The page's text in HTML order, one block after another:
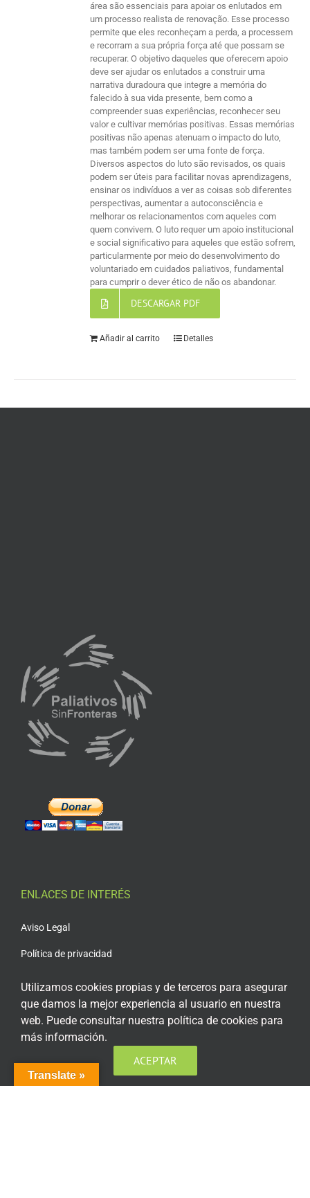
área são essenciais para apoiar os enlutados em
um processo realista de renovação. Esse processo
permite que eles reconheçam a perda, a processem
e recorram a sua própria força até que possam se
recuperar. O objetivo daqueles que oferecem apoio
deve ser ajudar os enlutados a construir uma
narrativa duradoura que integre a memória do
falecido à sua vida presente, bem como a
compreender suas experiências, reconhecer seu
valor e cultivar memórias positivas. Essas memórias
positivas não apenas atenuam o impacto do luto,
mas também podem ser uma fonte de força.
Diversos aspectos do luto são revisados, os quais
podem ser úteis para facilitar novas aprendizagens,
ensinar os indivíduos a ver as coisas sob diferentes
perspectivas, aumentar a autoconsciência e
melhorar os relacionamentos com aqueles com
quem convivem. O luto requer um apoio institucional
e social significativo para aqueles que estão sofrem,
particularmente por meio do desenvolvimento do
voluntariado em cuidados paliativos, fundamental
para cumprir o dever ético de não os abandonar.
DESCARGAR PDF
Añadir al carrito Detalles
ENLACES DE INTERÉS
Aviso Legal
Política de privacidad
Política de cookies
Condiciones generales de contratación
Acceso plataforma de teleformación
Translate »
Utilizamos cookies propias y de terceros para asegurar
que damos la mejor experiencia al usuario en nuestra
web. Puede consultar nuestra política de cookies para
más información.
ACEPTAR